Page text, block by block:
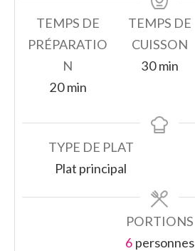
TEMPS DE
PRÉPARATIO
N
20minutes
min
TEMPS DE
CUISSON
30minutes
min
TYPE DE PLAT
Plat principal
PORTIONS
6 personnes